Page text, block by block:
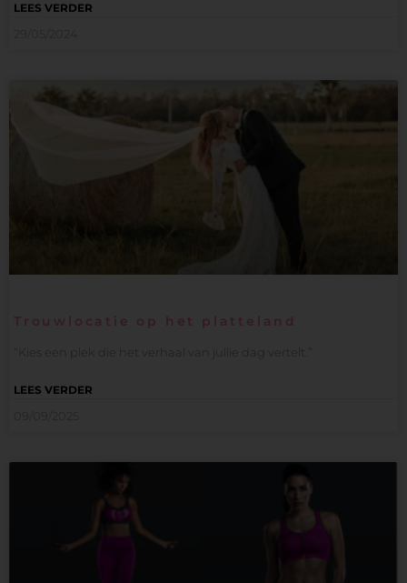
LEES VERDER
Trouwlocatie op het platteland
“Kies een plek die het verhaal van jullie dag vertelt.”
LEES VERDER